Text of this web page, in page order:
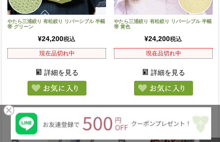
やたら三浦絞り 有松絞り リバーシブル 半幅
帯 グリーン
¥24,200税込
現在品切れ中
詳細を見る
やたら三浦絞り 有松絞り リバーシブル 半幅
帯 黄色
¥24,200税込
現在品切れ中
詳細を見る